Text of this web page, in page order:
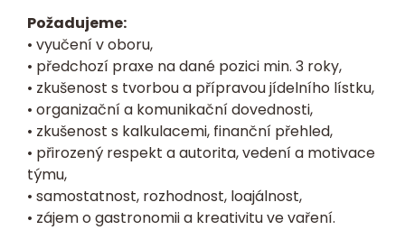
Požadujeme:
• vyučení v oboru,
• předchozí praxe na dané pozici min. 3 roky,
• zkušenost s tvorbou a přípravou jídelního lístku,
• organizační a komunikační dovednosti,
• zkušenost s kalkulacemi, finanční přehled,
• přirozený respekt a autorita, vedení a motivace
týmu,
• samostatnost, rozhodnost, loajálnost,
• zájem o gastronomii a kreativitu ve vaření.